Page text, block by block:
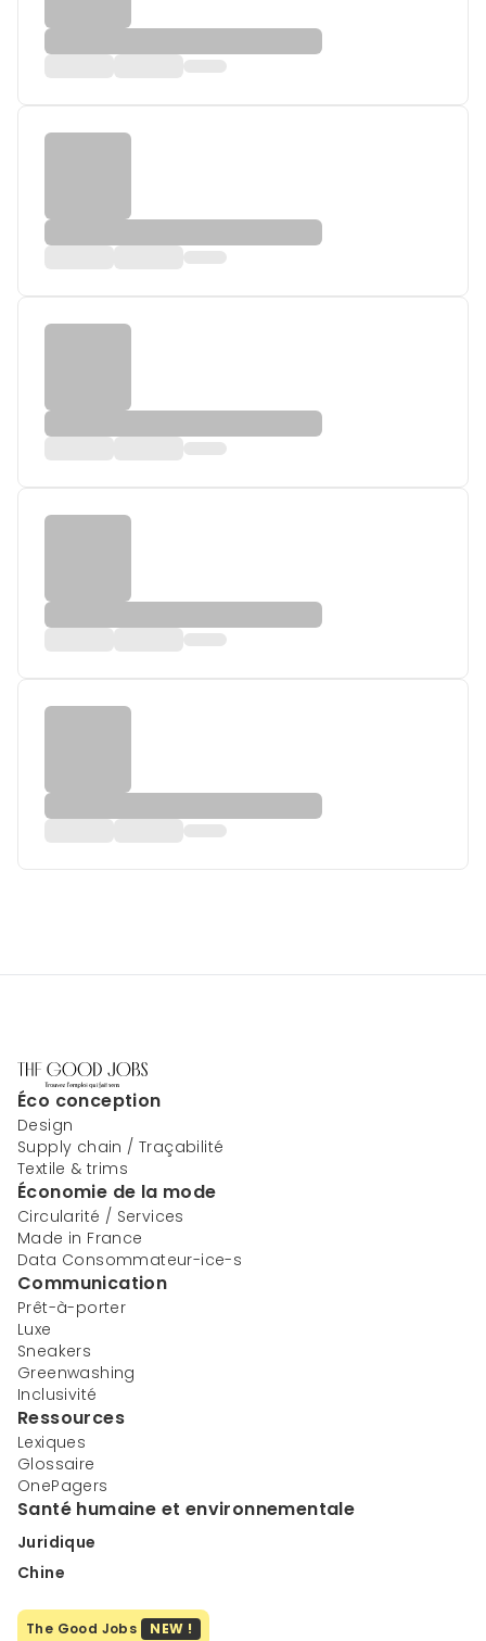
Éco conception
Design
Supply chain / Traçabilité
Textile & trims
Économie de la mode
Circularité / Services
Made in France
Data Consommateur-ice-s
Communication
Prêt-à-porter
Luxe
Sneakers
Greenwashing
Inclusivité
Ressources
Lexiques
Glossaire
OnePagers
Santé humaine et environnementale
Juridique
Chine
The Good Jobs NEW !